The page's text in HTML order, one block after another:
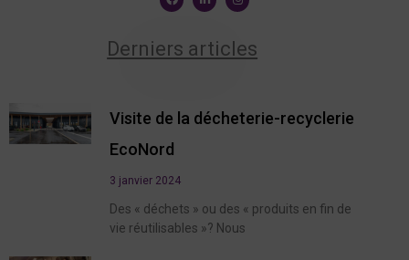
Derniers articles
Visite de la décheterie-recyclerie
EcoNord
3 janvier 2024
Des « déchets » ou des « produits en fin de
vie réutilisables »? Nous